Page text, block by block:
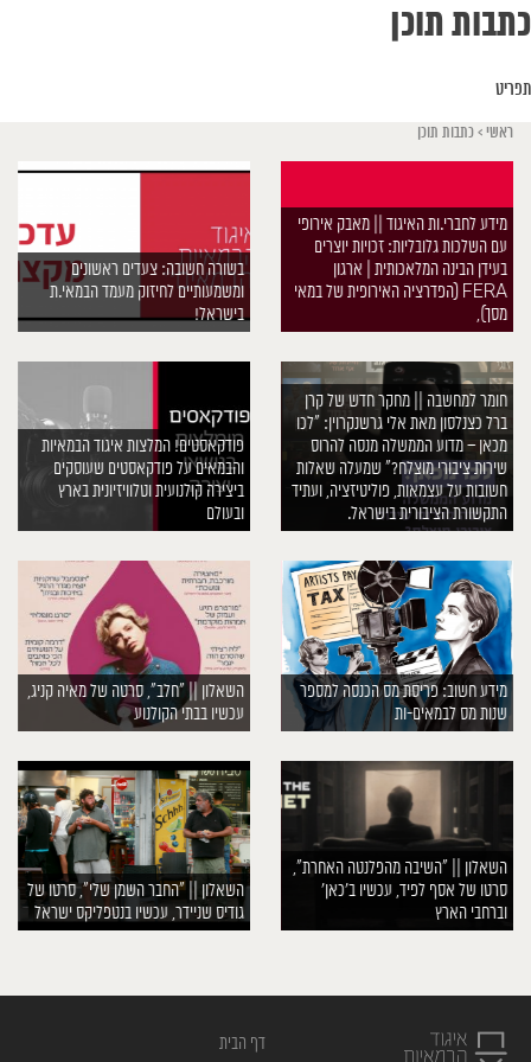
כתבות תוכן
תפריט
ראשי > כתבות תוכן
מידע לחברי.ות האיגוד || מאבק אירופי
עם השלכות גלובליות: זכויות יוצרים
בעידן הבינה המלאכותית | ארגון
FERA (הפדרציה האירופית של במאי
מסך),
בשורה חשובה: צעדים ראשונים
ומשמעותיים לחיזוק מעמד הבמאי.ת
בישראל!
חומר למחשבה || מחקר חדש של קרן
ברל כצנלסון מאת אלי גרשנקרוין: ”לכו
מכאן – מדוע הממשלה מנסה להרוס
שירות ציבורי מוצלח?” שמעלה שאלות
חשובות על עצמאות, פוליטיזציה, ועתיד
התקשורת הציבורית בישראל.
פודקאסטים! המלצות איגוד הבמאיות
והבמאים על פודקאסטים שעוסקים
ביצירה קולנועית וטלוויזיונית בארץ
ובעולם
מידע חשוב: פריסת מס הכנסה למספר
שנות מס לבמאים-ות
השאלון || ״חלב״, סרטה של מאיה קניג,
עכשיו בבתי הקולנוע
השאלון || ״השיבה מהפלנטה האחרת״,
סרטו של אסף לפיד, עכשיו ב׳כאן׳
וברחבי הארץ
השאלון || ״החבר השמן שלי״, סרטו של
גודיס שניידר, עכשיו בנטפליקס ישראל
דף הבית